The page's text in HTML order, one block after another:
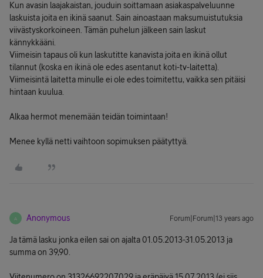
Kun avasin laajakaistan, jouduin soittamaan asiakaspalveluunne
laskuista joita en ikinä saanut. Sain ainoastaan maksumuistutuksia
viivästyskorkoineen. Tämän puhelun jälkeen sain laskut
kännykkääni.
Viimeisin tapaus oli kun laskutitte kanavista joita en ikinä ollut
tilannut (koska en ikinä ole edes asentanut koti-tv-laitetta).
Viimeisintä laitetta minulle ei ole edes toimitettu, vaikka sen pitäisi
hintaan kuulua.
Alkaa hermot menemään teidän toimintaan!
Menee kyllä netti vaihtoon sopimuksen päätyttyä.
A Anonymous Forum|Forum|13 years ago
Ja tämä lasku jonka eilen sai on ajalta 01.05.2013-31.05.2013 ja
summa on 39,90.